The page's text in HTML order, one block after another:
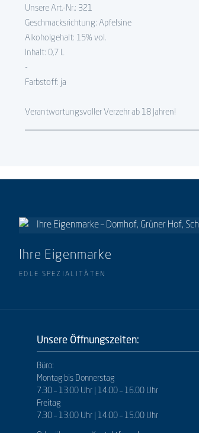
Unsere Art.-Nr.: 321
Geschmacksrichtung: Apfelsine
Alkoholgehalt: 15% vol.
Inhalt: 0,7 L
-
Farbstoff: ja
Verantwortungsvoller Verzehr ab 18 Jahren!
Ihre Eigenmarke
EDLE SPEZIALITÄTEN
Unsere Öffnungszeiten:
Büro:
Montag bis Donnerstag
7.30 – 13.00 Uhr | 14.00 – 16.00 Uhr
Freitag
7.30 – 13.00 Uhr | 14.00 – 15.00 Uhr